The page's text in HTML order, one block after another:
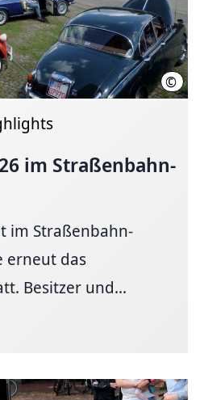
©
im Straßenbahn-
im Straßenbahn-
erneut das
Besitzer und...